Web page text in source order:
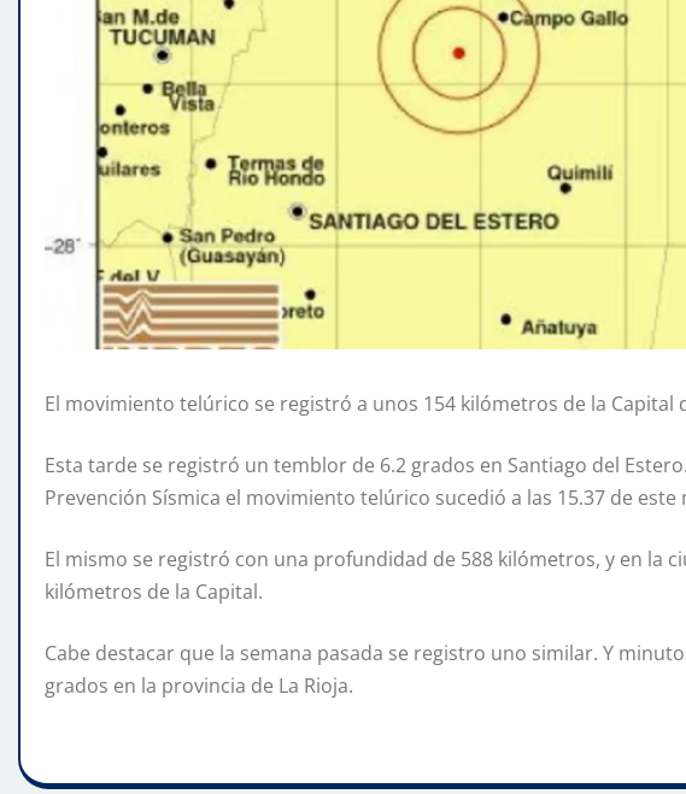
El movimiento telúrico se registró a unos 154 kilómetros de la Capital
Esta tarde se registró un temblor de 6.2 grados en Santiago del
Prevención Sísmica el movimiento telúrico sucedió a las 15.37 de este
El mismo se registró con una profundidad de 588 kilómetros, y en la
kilómetros de la Capital.
Cabe destacar que la semana pasada se registro uno similar. Y
grados en la provincia de La Rioja.